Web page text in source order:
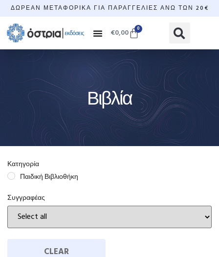
ΔΩΡΕΆΝ ΜΕΤΑΦΟΡΙΚΆ ΓΙΑ ΠΑΡΑΓΓΕΛΊΕΣ ΆΝΩ ΤΩΝ 20€
€0,00 0
Βιβλία
Κατηγορία
Παιδική Βιβλιοθήκη
Συγγραφέας
CLEAR